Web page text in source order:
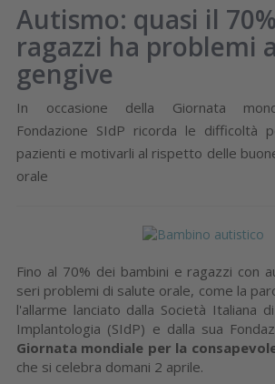
Autismo: quasi il
ragazzi ha problemi
gengive
In occasione della Giornata
Fondazione SIdP ricorda le difficoltà
pazienti e motivarli al rispetto delle
orale
Fino al 70% dei bambini e ragazzi con
seri problemi di salute orale, come la
l'allarme lanciato dalla Società Italiana
Implantologia (SIdP) e dalla sua
Giornata mondiale per la
che si celebra domani 2 aprile.